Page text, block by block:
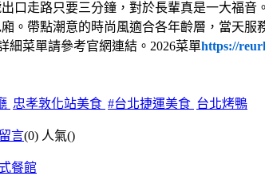
口走路只要三分鐘，對於長輩真是一大福
。帶點潮意的時尚風適合各年齡層，當天
細菜單請參考官網連結。2026菜單https://
忠孝敦化站美食 #台北捷運美食 台北烤鴨
留言(0) 人氣()
餐館